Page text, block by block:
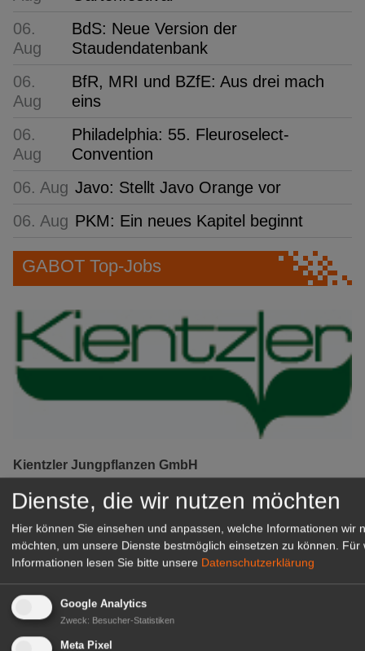
06.
Aug
BdS: Neue Version der
Staudendatenbank
06.
Aug
BfR, MRI und BZfE: Aus drei mach
eins
06.
Aug
Philadelphia: 55. Fleuroselect-
Convention
06. Aug Javo: Stellt Javo Orange vor
06. Aug PKM: Ein neues Kapitel beginnt
GABOT Top-Jobs
Kientzler Jungpflanzen GmbH
Gärtner im Zierpflanzenbau
(Geselle/Meister/Techniker)
(m/w/d)
Gensingen
zur Stellenanzeige
Dienste, die wir nutzen möchten
Hier können Sie einsehen und anpassen, welche Informationen wir
möchten, um unsere Dienste bestmöglich einsetzen zu können. Für
Informationen lesen Sie bitte unsere Datenschutzerklärung
Google Analytics
Zweck: Besucher-Statistiken
Meta Pixel